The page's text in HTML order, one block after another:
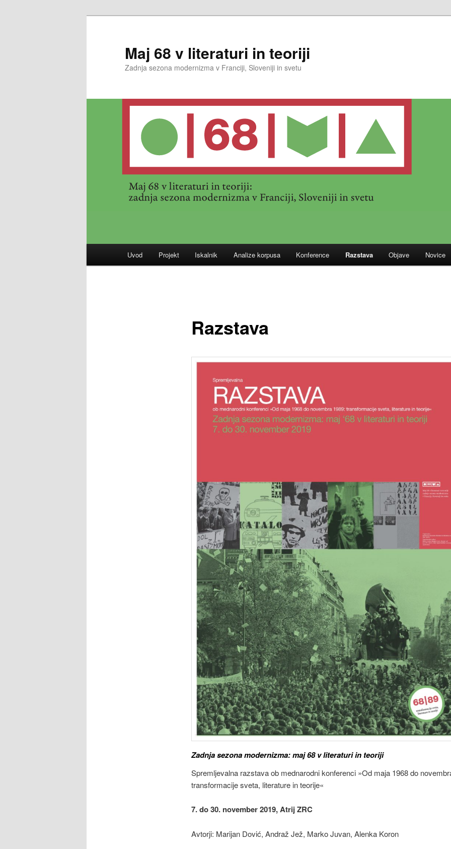
Maj 68 v literaturi in teoriji
Zadnja sezona modernizma v Franciji, Sloveniji in svetu
Uvod Projekt Iskalnik Analize korpusa Konference Razstava Objave Novice
Razstava
Zadnja sezona modernizma: maj 68 v literaturi in teoriji
Spremljevalna razstava ob mednarodni konferenci »Od maja 1968 do
transformacije sveta, literature in teorije«
7. do 30. november 2019, Atrij ZRC
Avtorji: Marijan Dović, Andraž Jež, Marko Juvan, Alenka Koron